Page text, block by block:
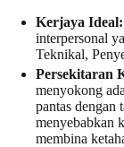
Kerjaya Ideal:
interpersonal
Teknikal,
Persekitaran
menyokong
pantas dengan
menyebabkan
membina